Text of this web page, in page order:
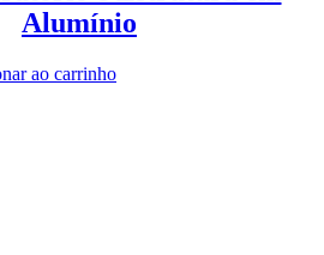
Alumínio
ao carrinho